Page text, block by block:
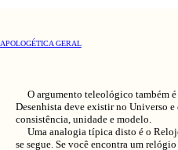
APOLOGÉTICA GERAL
O argumento teleológico também é
Desenhista deve existir no Universo e
consistência, unidade e modelo.
Uma analogia típica disto é o
se segue. Se você encontra um